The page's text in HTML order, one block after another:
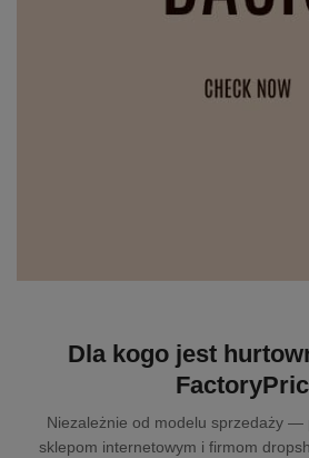
Dla kogo jest
Niezależnie od modelu sprzedaży —
sklepom internetowym i firmom